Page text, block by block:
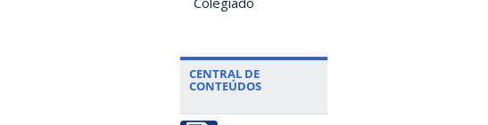
CENTRAL DE
CONTEÚDOS